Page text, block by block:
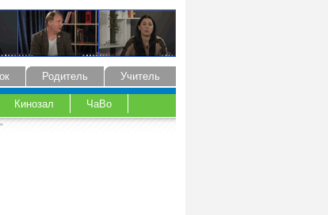
Учитель
Родитель
Кинозал
ЧаВо